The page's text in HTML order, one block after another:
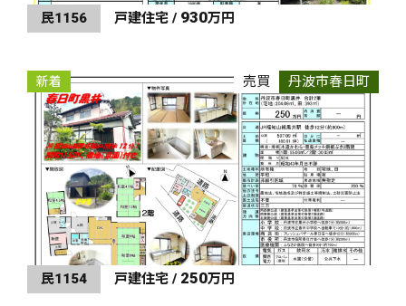
民1156 戸建住宅 / 930万円
新着 売買 丹波市春日町
民1154 戸建住宅 / 250万円